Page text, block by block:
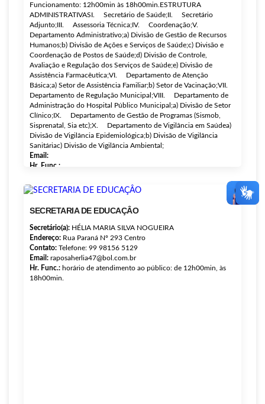
Funcionamento: 12h00min às 18h00min.ESTRUTURA
ADMINISTRATIVASI. Secretário de Saúde;II. Secretário
Adjunto;III. Assessoria Técnica;IV. Coordenação;V.
Departamento Administrativo;a) Divisão de Gestão de Recursos
Humanos;b) Divisão de Ações e Serviços de Saúde;c) Divisão e
Coordenação de Postos de Saúde;d) Divisão de Controle,
Avaliação e Regulação dos Serviços de Saúde;e) Divisão de
Assistência Farmacêutica;VI. Departamento de Atenção
Básica;a) Setor de Assistência Familiar;b) Setor de Vacinação;VII.
Departamento de Regulação Municipal;VIII. Departamento de
Administração do Hospital Público Municipal;a) Divisão de Setor
Clínico;IX. Departamento de Gestão de Programas (Sismob,
Sisprenatal, Sia etc);X. Departamento de Vigilância em Saúdea)
Divisão de Vigilância Epidemiológica;b) Divisão de Vigilância
Sanitáriac) Divisão de Vigilância Ambiental;
Email:
Hr. Func.:
SECRETARIA DE EDUCAÇÂO
Secretário(a): HÉLIA MARIA SILVA NOGUEIRA
Endereço: Rua Paraná Nº 293 Centro
Contato: Telefone: 99 98156 5129
Email: raposaherlia47@bol.com.br
Hr. Func.: horário de atendimento ao público: de 12h00min, às
18h00min.